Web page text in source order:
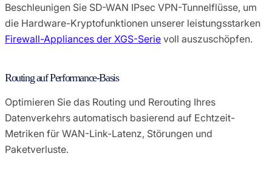
Beschleunigen Sie SD-WAN IPsec VPN-Tunnelflüsse, um
die Hardware-Kryptofunktionen unserer leistungsstarken
Firewall-Appliances der XGS-Serie voll auszuschöpfen.
Routing auf Performance-Basis
Optimieren Sie das Routing und Rerouting Ihres
Datenverkehrs automatisch basierend auf Echtzeit-
Metriken für WAN-Link-Latenz, Störungen und
Paketverluste.